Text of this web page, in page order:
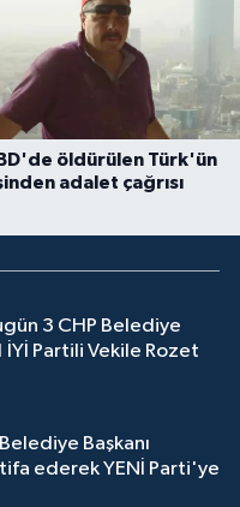
öldürülen Türk'ün
adalet çağrısı
3 CHP Belediye
İYİ Partili Vekile Rozet
Başkanı
ederek YENİ Parti'ye